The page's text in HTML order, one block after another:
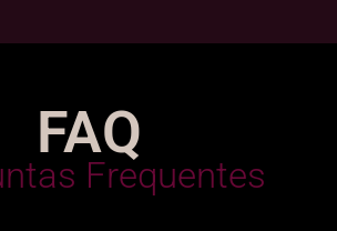
FAQ
Frequentes